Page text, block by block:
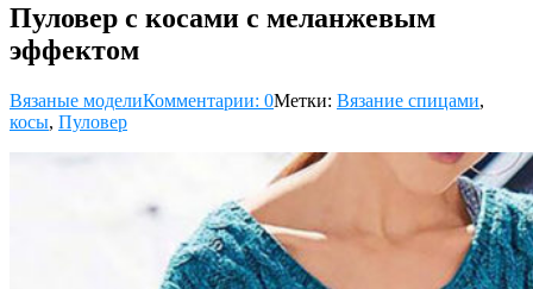
Пуловер с косами с меланжевым
эффектом
Вязаные моделиКомментарии: 0Метки: Вязание спицами,
косы, Пуловер